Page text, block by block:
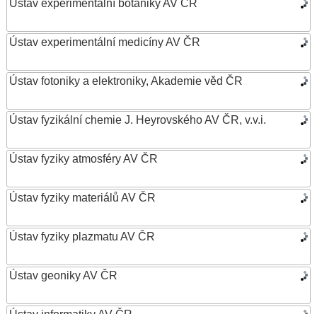
Ústav experimentální botaniky AV ČR
Ústav experimentální medicíny AV ČR
Ústav fotoniky a elektroniky, Akademie věd ČR
Ústav fyzikální chemie J. Heyrovského AV ČR, v.v.i.
Ústav fyziky atmosféry AV ČR
Ústav fyziky materiálů AV ČR
Ústav fyziky plazmatu AV ČR
Ústav geoniky AV ČR